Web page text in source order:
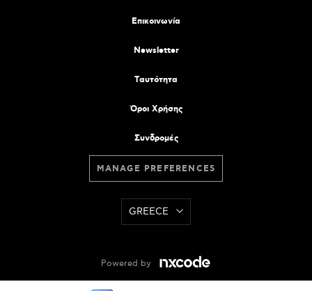
Επικοινωνία
Newsletter
Tαυτότητα
Όροι Χρήσης
Συνδρομές
MANAGE PREFERENCES
GREECE
Powered by